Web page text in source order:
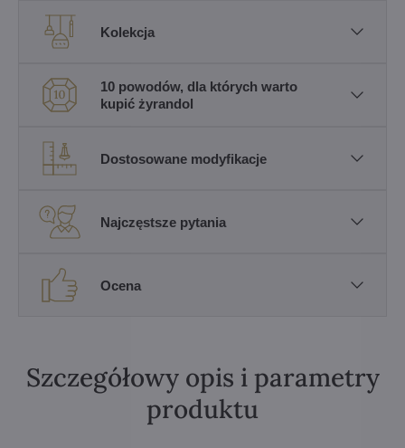
Kolekcja
10 powodów, dla których warto
kupić żyrandol
Dostosowane modyfikacje
Najczęstsze pytania
Ocena
Szczegółowy opis i parametry
produktu